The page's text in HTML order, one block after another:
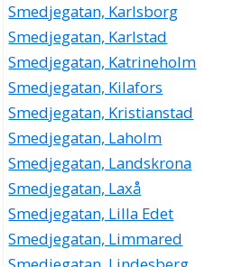
Smedjegatan, Karlsborg
Smedjegatan, Karlstad
Smedjegatan, Katrineholm
Smedjegatan, Kilafors
Smedjegatan, Kristianstad
Smedjegatan, Laholm
Smedjegatan, Landskrona
Smedjegatan, Laxå
Smedjegatan, Lilla Edet
Smedjegatan, Limmared